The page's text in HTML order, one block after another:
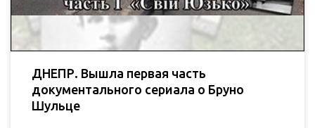
ДНЕПР. Вышла первая часть
документального сериала о Бруно
Шульце